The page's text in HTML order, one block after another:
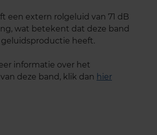
een extern rolgeluid van 71 dB
wat betekent dat deze band
heeft.
informatie over het
deze band, klik dan hier